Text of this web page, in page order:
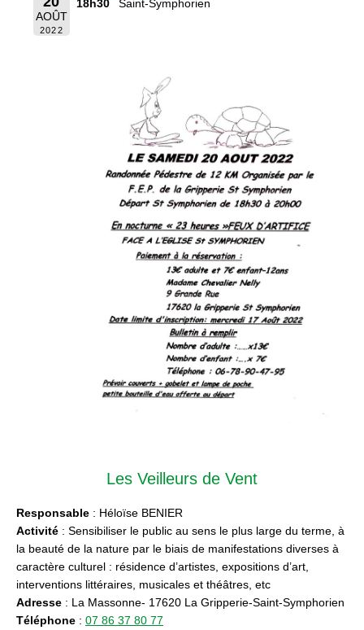
AOÛT
2022
18h30 Saint-Symphorien
Les Veilleurs de Vent
Responsable : Héloïse BENIER
Activité : Sensibiliser le public au sens le plus large du terme, à
la beauté de la nature par le biais de manifestations diverses à
caractère culturel : résidence d’artistes, expositions d’art,
interventions littéraires, musicales et théâtres, etc
Adresse : La Massonne- 17620 La Gripperie-Saint-Symphorien
Téléphone : 07 86 37 80 77